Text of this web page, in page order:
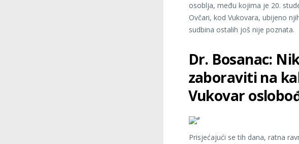
osoblja, među kojima je 20.
Ovčari, kod Vukovara, ubijeno
sudbina ostalih još nije poznata.
Dr. Bosanac:
zaboraviti na
Vukovar
Prisjećajući se tih dana, ratna